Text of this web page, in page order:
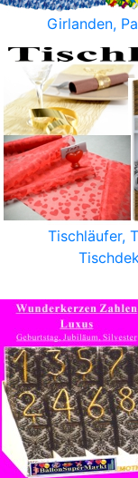
Girlanden,
Tischläufer,